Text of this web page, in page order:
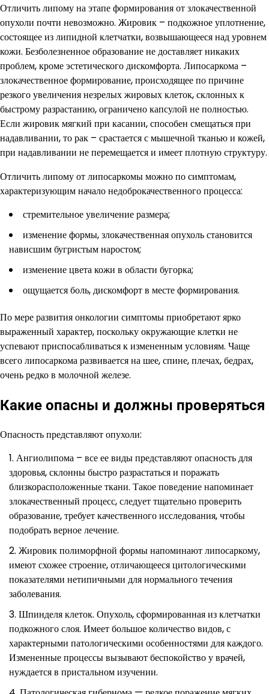
Отличить липому на этапе формирования от злокачественной
опухоли почти невозможно. Жировик – подкожное уплотнение,
состоящее из липидной клетчатки, возвышающееся над уровнем
кожи. Безболезненное образование не доставляет никаких
проблем, кроме эстетического дискомфорта. Липосаркома –
злокачественное формирование, происходящее по причине
резкого увеличения незрелых жировых клеток, склонных к
быстрому разрастанию, ограничено капсулой не полностью.
Если жировик мягкий при касании, способен смещаться при
надавливании, то рак – срастается с мышечной тканью и кожей,
при надавливании не перемещается и имеет плотную структуру.
Отличить липому от липосаркомы можно по симптомам,
характеризующим начало недоброкачественного процесса:
стремительное увеличение размера;
изменение формы, злокачественная опухоль становится
нависшим бугристым наростом;
изменение цвета кожи в области бугорка;
ощущается боль, дискомфорт в месте формирования.
По мере развития онкологии симптомы приобретают ярко
выраженный характер, поскольку окружающие клетки не
успевают приспосабливаться к измененным условиям. Чаще
всего липосаркома развивается на шее, спине, плечах, бедрах,
очень редко в молочной железе.
Какие опасны и должны проверяться
Опасность представляют опухоли:
Ангиолипома – все ее виды представляют опасность для
здоровья, склонны быстро разрастаться и поражать
близкорасположенные ткани. Такое поведение напоминает
злокачественный процесс, следует тщательно проверить
образование, требует качественного исследования, чтобы
подобрать верное лечение.
Жировик полиморфной формы напоминают липосаркому,
имеют схожее строение, отличающееся цитологическими
показателями нетипичными для нормального течения
заболевания.
Шпинделя клеток. Опухоль, сформированная из клетчатки
подкожного слоя. Имеет большое количество видов, с
характерными патологическими особенностями для каждого.
Измененные процессы вызывают беспокойство у врачей,
нуждается в пристальном изучении.